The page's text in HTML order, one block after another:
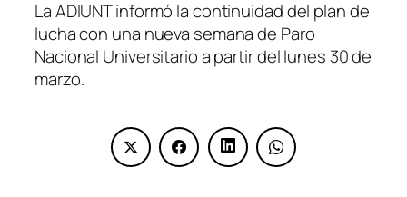
La ADIUNT informó la continuidad del plan de
lucha con una nueva semana de Paro
Nacional Universitario a partir del lunes 30 de
marzo.